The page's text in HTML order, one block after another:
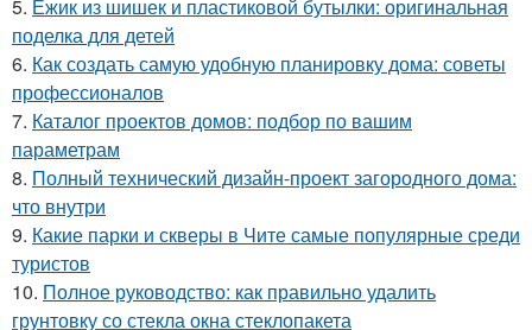
5. Ёжик из шишек и пластиковой бутылки: оригинальная
поделка для детей
6. Как создать самую удобную планировку дома: советы
профессионалов
7. Каталог проектов домов: подбор по вашим
параметрам
8. Полный технический дизайн-проект загородного дома:
что внутри
9. Какие парки и скверы в Чите самые популярные среди
туристов
10. Полное руководство: как правильно удалить
грунтовку со стекла окна стеклопакета